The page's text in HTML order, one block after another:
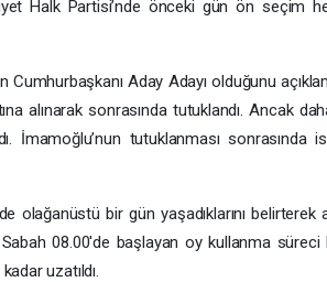
Halk Partisi’nde önceki gün ön seçim
Aday Adayı olduğunu
alınarak sonrasında tutuklandı. Ancak
İmamoğlu’nun tutuklanması sonrasında
olağanüstü bir gün yaşadıklarını belirterek
08.00'de başlayan oy kullanma
uzatıldı.